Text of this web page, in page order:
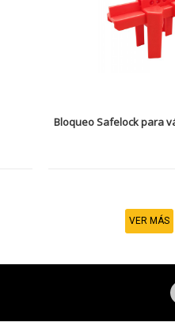
Bloqueo Safelock para
VER MÁS